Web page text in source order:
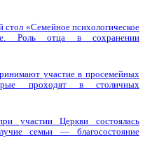
стол «Семейное психологическое
Роль отца в сохранении
участие в просемейных
проходят в столичных
участии Церкви состоялась
семьи — благосостояние